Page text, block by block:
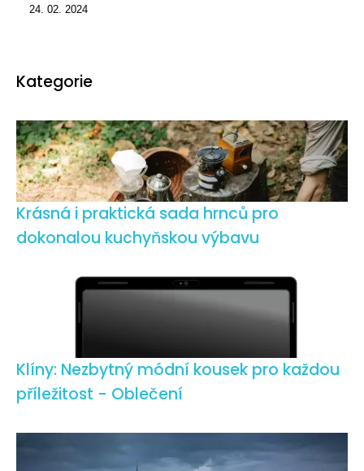
24. 02. 2024
Kategorie
Krásná i praktická sada hrnců pro
dokonalou kuchyňskou výbavu
Klíny: Nezbytný módní kousek pro každou
příležitost - Oblečení